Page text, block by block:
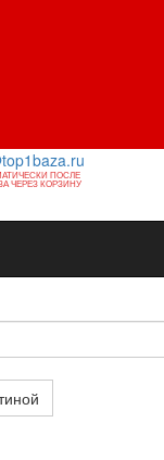
ПОСЛЕ
ЧЕРЕЗ КОРЗИНУ